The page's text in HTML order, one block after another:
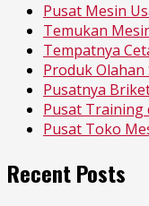
Pusat Mesin
Temukan
Tempatnya
Produk
Pusatnya
Pusat Training
Pusat Toko
Recent Posts